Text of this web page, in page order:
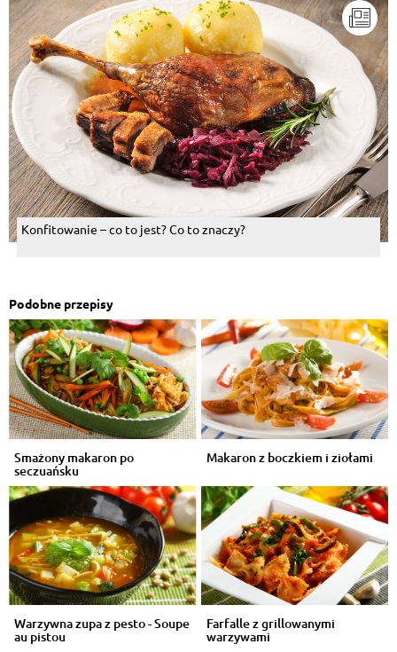
Konfitowanie – co to jest? Co to znaczy?
Podobne przepisy
Smażony makaron po
seczuańsku
Makaron z boczkiem i ziołami
Warzywna zupa z pesto - Soupe
au pistou
Farfalle z grillowanymi
warzywami